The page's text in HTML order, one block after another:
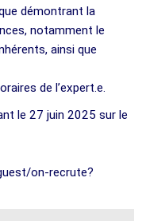
démontrant la
notamment le
ainsi que
de l’expert.e.
le 27 juin 2025 sur le
on-recrute?